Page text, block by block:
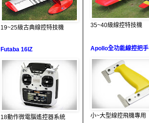
19~25級古典線控特技機
Futaba 16IZ
18動作微電腦遙控器系統
35~40級線控特技機
Apollo全功能線控把手
小~大型線控飛機專用